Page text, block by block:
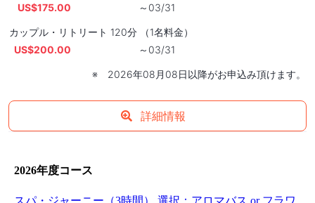
US$175.00
～03/31
カップル・リトリート 120分 （1名料金）
US$200.00
～03/31
※ 2026年08月08日以降がお申込み頂けます。
詳細情報